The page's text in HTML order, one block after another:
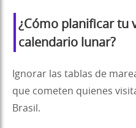
¿Cómo planificar tu
calendario lunar?
Ignorar las tablas de
que cometen quienes
Brasil.